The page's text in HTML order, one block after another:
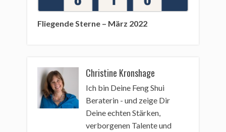
Fliegende Sterne – März 2022
Christine Kronshage
Ich bin Deine Feng Shui
Beraterin - und zeige Dir
Deine echten Stärken,
verborgenen Talente und